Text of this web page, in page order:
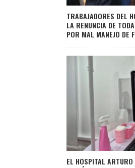
TRABAJADORES DEL
LA RENUNCIA DE
POR MAL MANEJO DE
EL HOSPITAL